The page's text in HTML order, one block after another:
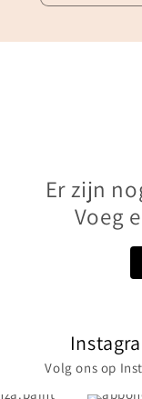
Er zijn
Voeg
Volg ons op